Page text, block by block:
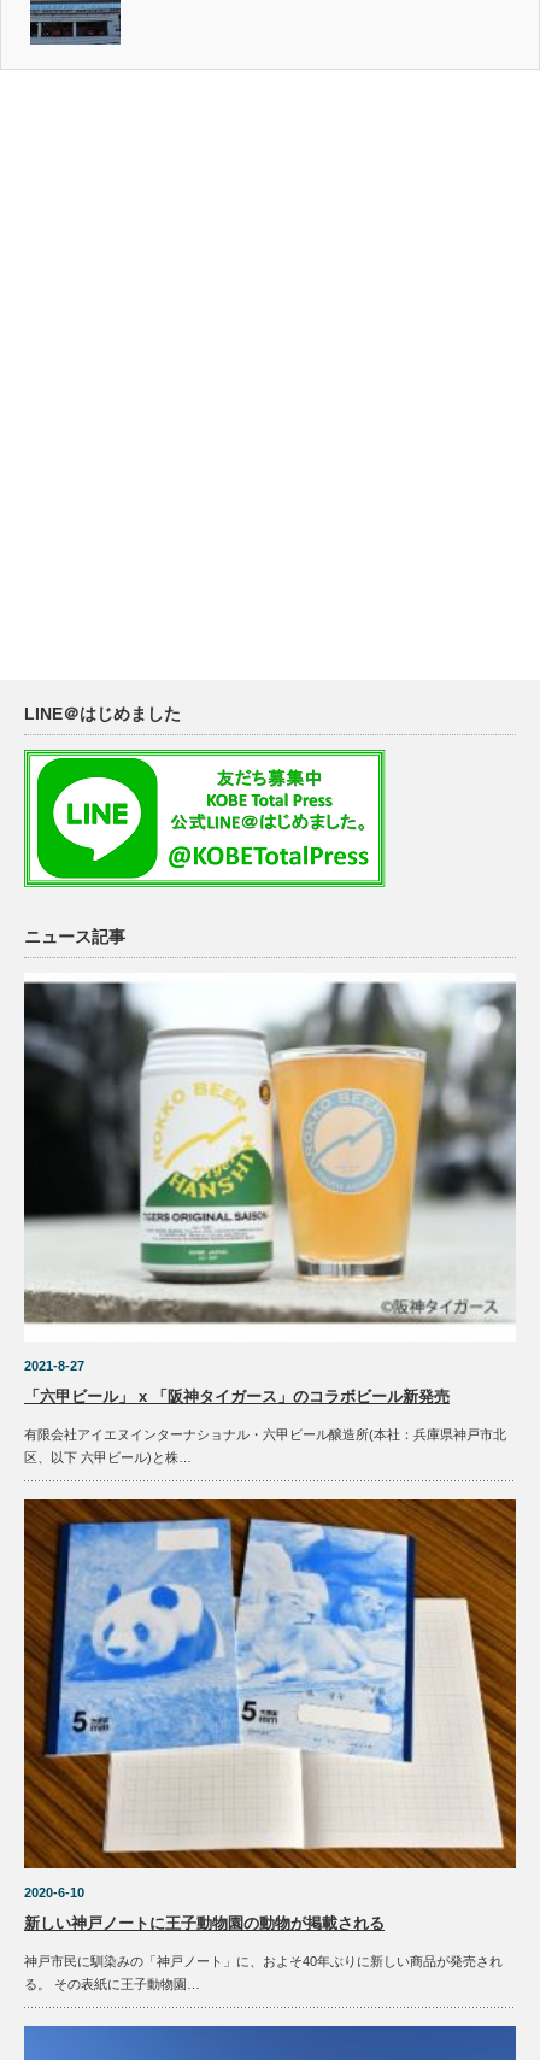
LINE＠はじめました
ニュース記事
2021-8-27
「六甲ビール」 x 「阪神タイガース」のコラボビール新発売
有限会社アイエヌインターナショナル・六甲ビール醸造所(本社：兵庫県神戸市北
区、以下 六甲ビール)と株…
2020-6-10
新しい神戸ノートに王子動物園の動物が掲載される
神戸市民に馴染みの「神戸ノート」に、およそ40年ぶりに新しい商品が発売され
る。 その表紙に王子動物園…